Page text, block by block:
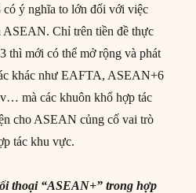
ý nghĩa to lớn đối với việc
ASEAN. Chỉ trên tiền đề thực
thì mới có thể mở rộng và phát
khác như EAFTA, ASEAN+6
mà các khuôn khổ hợp tác
cho ASEAN củng cố vai trò
tác khu vực.
thoại “ASEAN+” trong hợp